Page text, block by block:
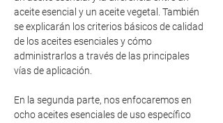
aceite esencial y un aceite vegetal. También
se explicarán los criterios básicos de calidad
de los aceites esenciales y cómo
administrarlos a través de las principales
vías de aplicación.
En la segunda parte, nos enfocaremos en
ocho aceites esenciales de uso específico